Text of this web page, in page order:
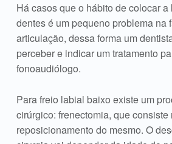
Há casos que o hábito de colocar
dentes é um pequeno problema na
articulação, dessa forma um
perceber e indicar um tratamento
fonoaudiólogo.
Para freio labial baixo existe um
cirúrgico: frenectomia, que consiste
reposicionamento do mesmo. O